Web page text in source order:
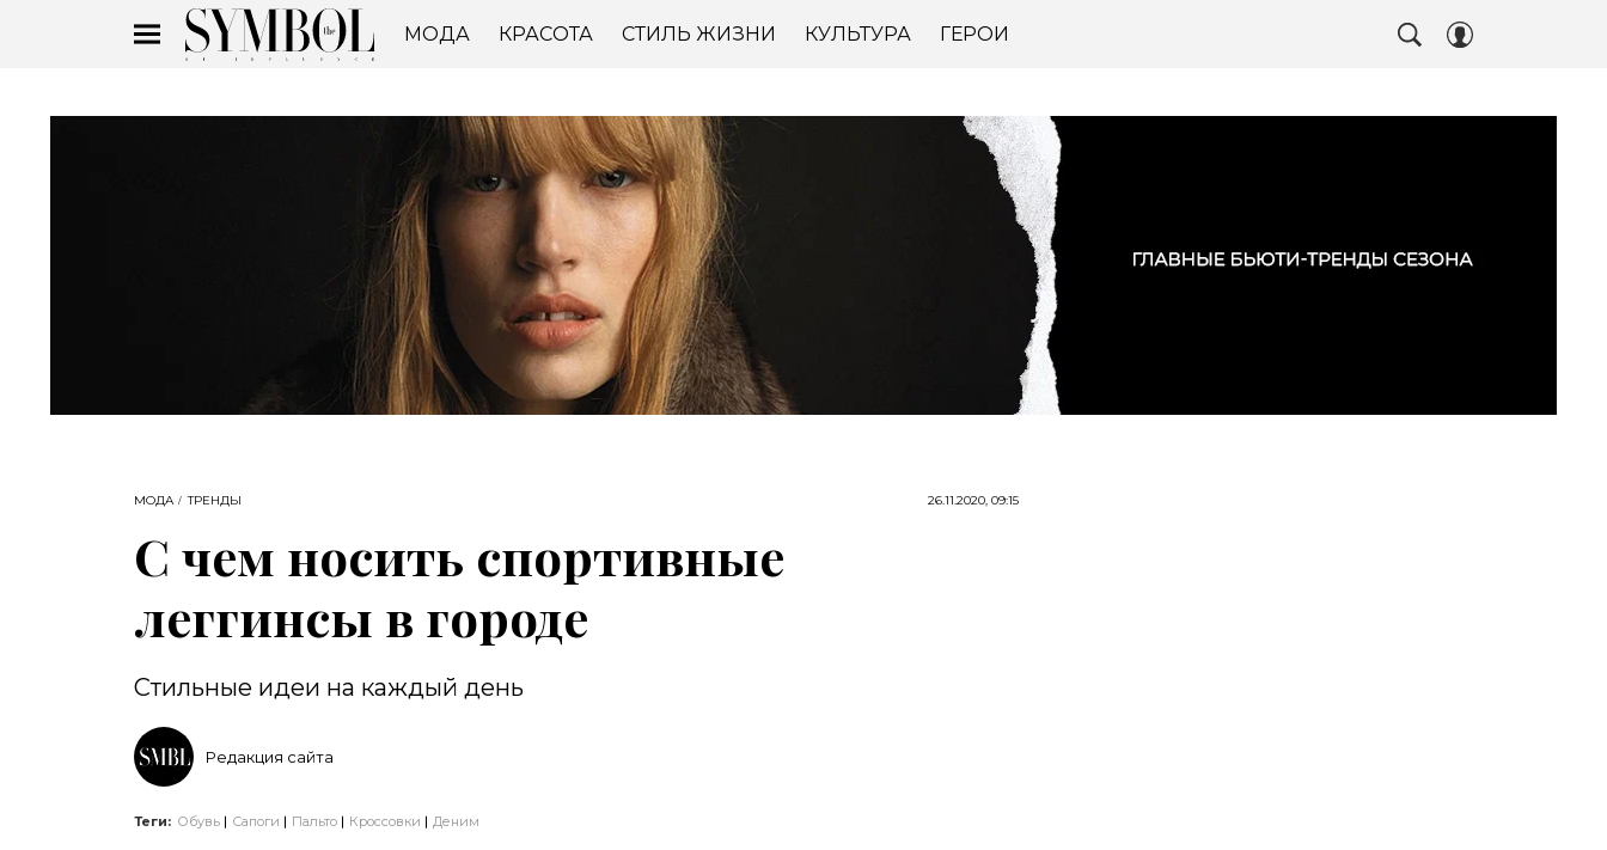
МОДА КРАСОТА СТИЛЬ ЖИЗНИ КУЛЬТУРА ГЕРОИ
МОДА ТРЕНДЫ 26.11.2020, 09:15
С чем носить спортивные
леггинсы в городе
Стильные идеи на каждый день
Редакция сайта
Теги: Обувь Сапоги Пальто Кроссовки Деним